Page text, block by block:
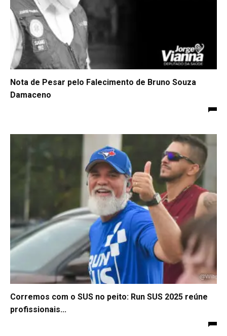
Nota de Pesar pelo Falecimento de Bruno Souza
Damaceno
Corremos com o SUS no peito: Run SUS 2025 reúne
profissionais...